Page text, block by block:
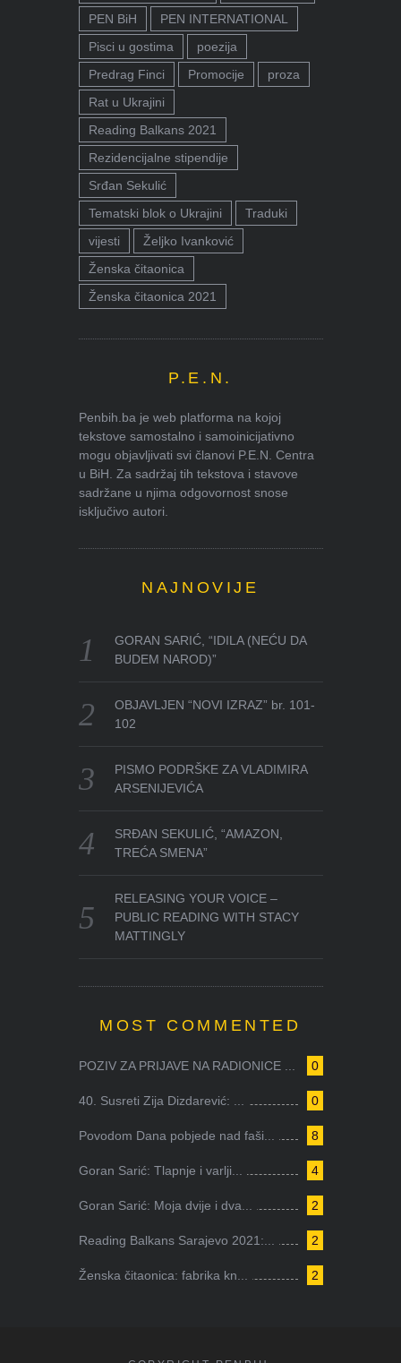
PEN BiH
PEN INTERNATIONAL
Pisci u gostima
poezija
Predrag Finci
Promocije
proza
Rat u Ukrajini
Reading Balkans 2021
Rezidencijalne stipendije
Srđan Sekulić
Tematski blok o Ukrajini
Traduki
vijesti
Željko Ivanković
Ženska čitaonica
Ženska čitaonica 2021
P.E.N.
Penbih.ba je web platforma na kojoj
tekstove samostalno i samoinicijativno
mogu objavljivati svi članovi P.E.N. Centra
u BiH. Za sadržaj tih tekstova i stavove
sadržane u njima odgovornost snose
isključivo autori.
NAJNOVIJE
GORAN SARIĆ, “IDILA (NEĆU DA
BUDEM NAROD)”
OBJAVLJEN “NOVI IZRAZ” br. 101-
102
PISMO PODRŠKE ZA VLADIMIRA
ARSENIJEVIĆA
SRĐAN SEKULIĆ, “AMAZON,
TREĆA SMENA”
RELEASING YOUR VOICE –
PUBLIC READING WITH STACY
MATTINGLY
MOST COMMENTED
0
POZIV ZA PRIJAVE NA RADIONICE ...
0
40. Susreti Zija Dizdarević: ...
8
Povodom Dana pobjede nad faši...
4
Goran Sarić: Tlapnje i varlji...
2
Goran Sarić: Moja dvije i dva...
2
Reading Balkans Sarajevo 2021:...
2
Ženska čitaonica: fabrika kn...